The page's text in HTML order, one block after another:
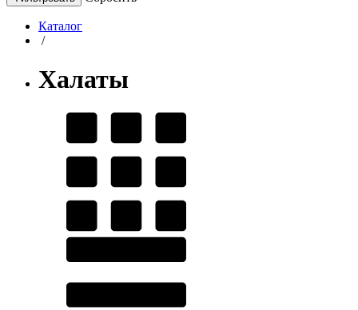
Каталог
/
Халаты